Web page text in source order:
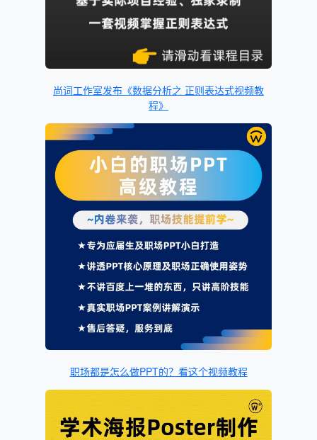
尚词工作室发布《数据分析之 正则表达式视频教
程》
职场都是怎么做PPT的？看这个视频教程